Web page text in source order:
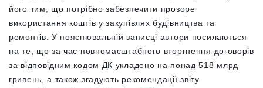
його тим, що потрібно забезпечити прозоре
використання коштів у закупівлях будівництва та
ремонтів. У пояснювальній записці автори посилаються
на те, що за час повномасштабного вторгнення договорів
за відповідним кодом ДК укладено на понад 518 млрд
гривень, а також згадують рекомендації звіту